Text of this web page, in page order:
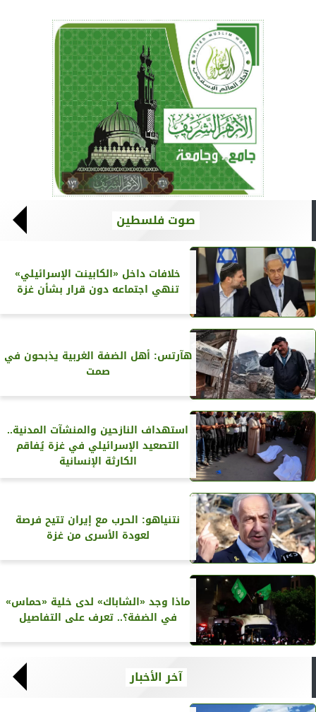
صوت فلسطين
خلافات داخل «الكابينت الإسرائيلي»
تنهي اجتماعه دون قرار بشأن غزة
هآرتس: أهل الضفة الغربية يذبحون في
صمت
استهداف النازحين والمنشآت المدنية..
التصعيد الإسرائيلي في غزة يُفاقم
الكارثة الإنسانية
نتنياهو: الحرب مع إيران تتيح فرصة
لعودة الأسرى من غزة
ماذا وجد «الشاباك» لدى خلية «حماس»
في الضفة؟.. تعرف على التفاصيل
آخر الأخبار